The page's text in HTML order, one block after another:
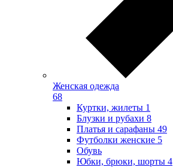
Женская одежда
68
Куртки, жилеты 1
Блузки и рубахи 8
Платья и сарафаны 49
Футболки женские 5
Обувь
Юбки, брюки, шорты 4